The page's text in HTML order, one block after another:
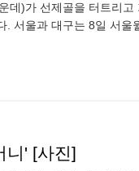
데)가 선제골을 터트리
. 서울과 대구는 8일 서
니' [사진]